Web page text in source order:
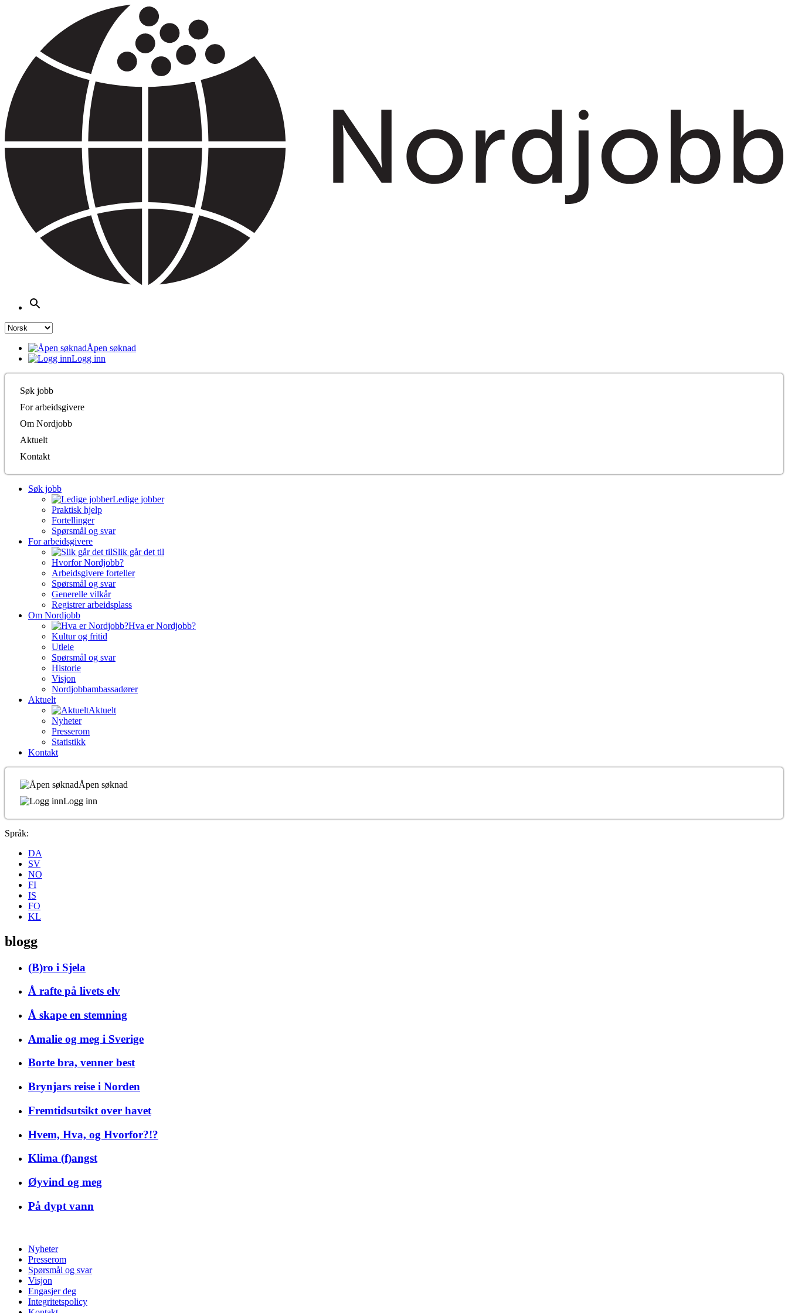
Åpen søknad
Logg inn
Søk jobb
For arbeidsgivere
Om Nordjobb
Aktuelt
Kontakt
Søk jobb
Ledige jobber
Praktisk hjelp
Fortellinger
Spørsmål og svar
For arbeidsgivere
Slik går det til
Hvorfor Nordjobb?
Arbeidsgivere forteller
Spørsmål og svar
Generelle vilkår
Registrer arbeidsplass
Om Nordjobb
Hva er Nordjobb?
Kultur og fritid
Utleie
Spørsmål og svar
Historie
Visjon
Nordjobbambassadører
Aktuelt
Aktuelt
Nyheter
Presserom
Statistikk
Kontakt
Åpen søknad
Logg inn
Språk:
DA
SV
NO
FI
IS
FO
KL
blogg
(B)ro i Sjela
Å rafte på livets elv
Å skape en stemning
Amalie og meg i Sverige
Borte bra, venner best
Brynjars reise i Norden
Fremtidsutsikt over havet
Hvem, Hva, og Hvorfor?!?
Klima (f)angst
Øyvind og meg
På dypt vann
Nyheter
Presserom
Spørsmål og svar
Visjon
Engasjer deg
Integritetspolicy